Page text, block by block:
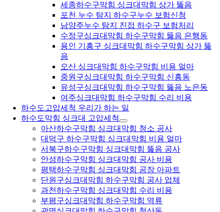
세종하수구막힘 싱크대막힘 상가 뚫음
포천 누수 탐지 하수구누수 보험신청
남양주누수 탐지 진접 하수구 보험처리
수정구싱크대막힘 하수구막힘 뚫음 은행동
용인 기흥구 싱크대막힘 하수구막힘 상가 뚫
음
오산 싱크대막힘 하수구막힘 비용 얼마
중원구싱크대막힘 하수구막힘 신흥동
유성구싱크대막힘 하수구막힘 뚫음 노은동
여주싱크대막힘 하수구막힘 수리 비용
하수도고압세척 우리가 하는 일
하수도막힘 싱크대 고압세척
아산하수구막힘 싱크대막힘 청소 공사
대덕구 하수구막힘 싱크대막힘 비용 얼마
서북구하수구막힘 싱크대막힘 뚫음 공사
안성하수구막힘 싱크대막힘 공사 비용
평택하수구막힘 싱크대막힘 공장 아파트
단원구싱크대막힘 하수구막힘 공사 업체
과천하수구막힘 싱크대막힘 수리 비용
부평구싱크대막힘 하수구막힘 역류